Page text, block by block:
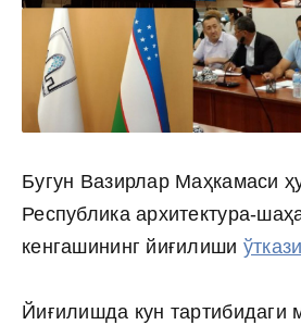
Бугун Вазирлар Маҳкамаси
Республика архитектура-
кенгашининг йиғилиши
Йиғилишда кун тартибидаги